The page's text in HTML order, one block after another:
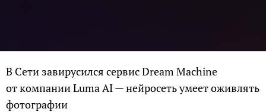
В Сети завирусился сервис Dream Machine
от компании Luma AI — нейросеть умеет оживлять
фотографии